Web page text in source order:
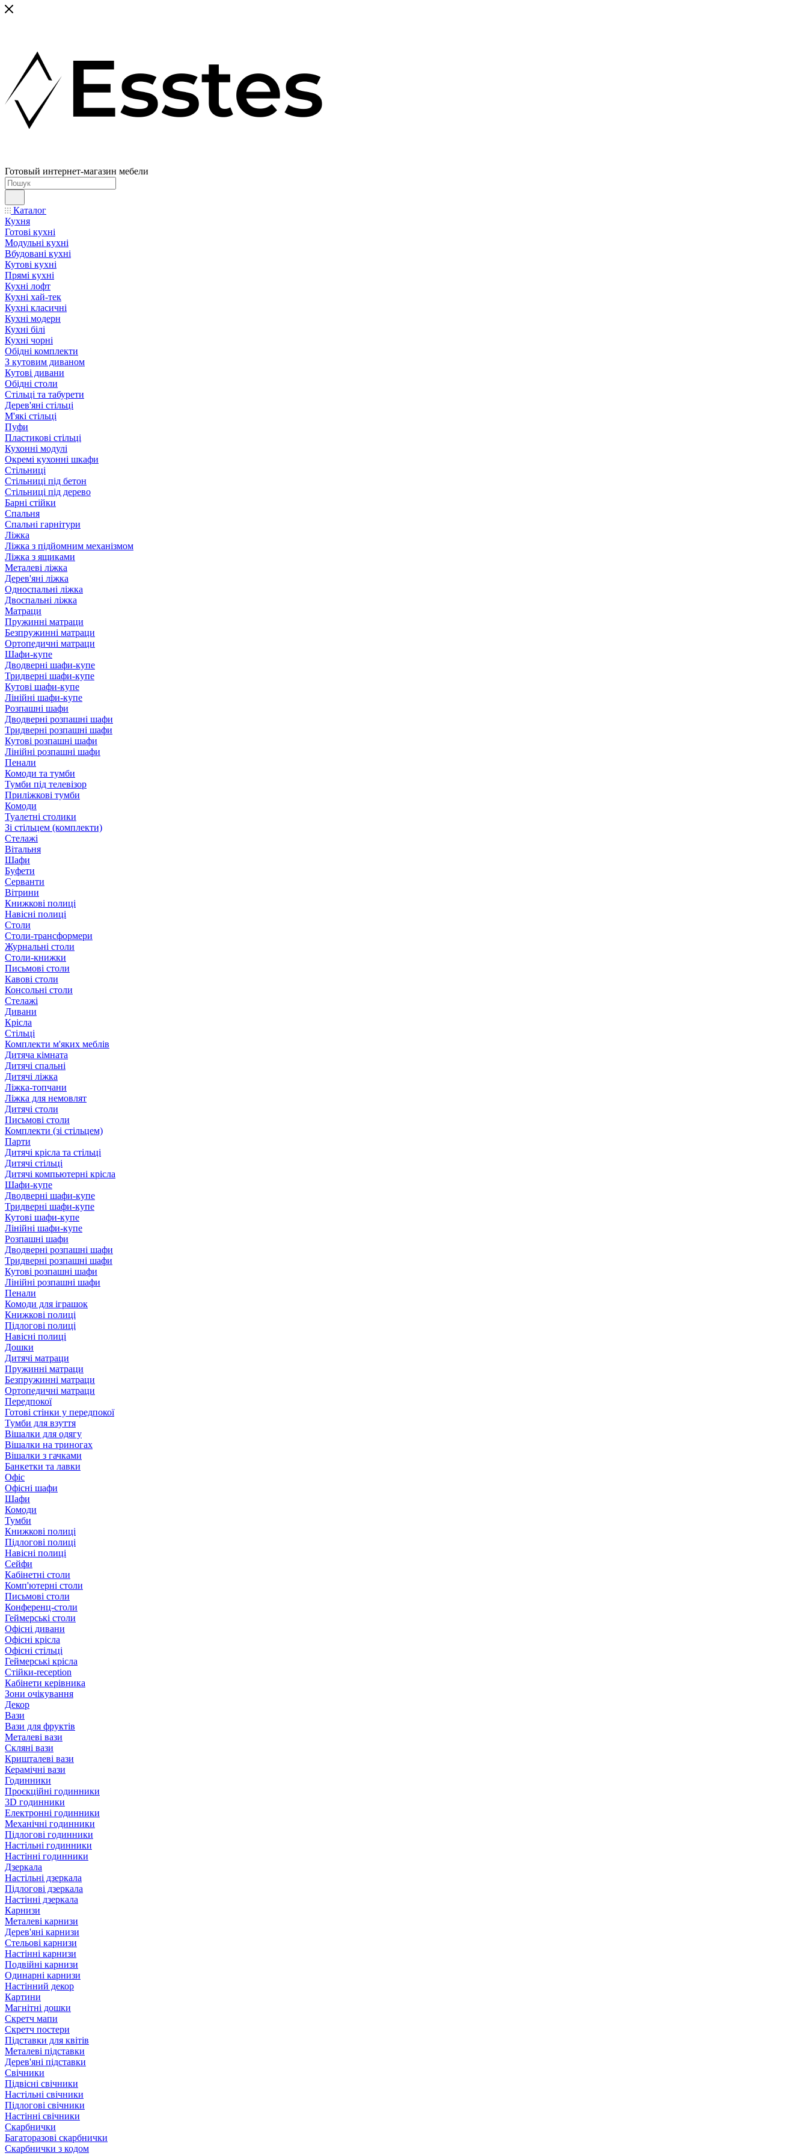
Готовый интернет-магазин мебели
Каталог
Кухня
Готові кухні
Модульні кухні
Вбудовані кухні
Кутові кухні
Прямі кухні
Кухні лофт
Кухні хай-тек
Кухні класичні
Кухні модерн
Кухні білі
Кухні чорні
Обідні комплекти
З кутовим диваном
Кутові дивани
Обідні столи
Стільці та табурети
Дерев'яні стільці
М'які стільці
Пуфи
Пластикові стільці
Кухонні модулі
Окремі кухонні шкафи
Стільниці
Стільниці під бетон
Стільниці під дерево
Барні стійки
Спальня
Спальні гарнітури
Ліжка
Ліжка з підйомним механізмом
Ліжка з ящиками
Металеві ліжка
Дерев'яні ліжка
Односпальні ліжка
Двоспальні ліжка
Матраци
Пружинні матраци
Безпружинні матраци
Ортопедичні матраци
Шафи-купе
Дводверні шафи-купе
Тридверні шафи-купе
Кутові шафи-купе
Лінійні шафи-купе
Розпашні шафи
Дводверні розпашні шафи
Тридверні розпашні шафи
Кутові розпашні шафи
Лінійні розпашні шафи
Пенали
Комоди та тумби
Тумби під телевізор
Приліжкові тумби
Комоди
Туалетні столики
Зі стільцем (комплекти)
Стелажі
Вітальня
Шафи
Буфети
Серванти
Вітрини
Книжкові полиці
Навісні полиці
Столи
Столи-трансформери
Журнальні столи
Столи-книжки
Письмові столи
Кавові столи
Консольні столи
Стелажі
Дивани
Крісла
Стільці
Комплекти м'яких меблів
Дитяча кімната
Дитячі спальні
Дитячі ліжка
Ліжка-топчани
Ліжка для немовлят
Дитячі столи
Письмові столи
Комплекти (зі стільцем)
Парти
Дитячі крісла та стільці
Дитячі стільці
Дитячі компьютерні крісла
Шафи-купе
Дводверні шафи-купе
Тридверні шафи-купе
Кутові шафи-купе
Лінійні шафи-купе
Розпашні шафи
Дводверні розпашні шафи
Тридверні розпашні шафи
Кутові розпашні шафи
Лінійні розпашні шафи
Пенали
Комоди для іграшок
Книжкові полиці
Підлогові полиці
Навісні полиці
Дошки
Дитячі матраци
Пружинні матраци
Безпружинні матраци
Ортопедичні матраци
Передпокої
Готові стінки у передпокої
Тумби для взуття
Вішалки для одягу
Вішалки на триногах
Вішалки з гачками
Банкетки та лавки
Офіс
Офісні шафи
Шафи
Комоди
Тумби
Книжкові полиці
Підлогові полиці
Навісні полиці
Сейфи
Кабінетні столи
Комп'ютерні столи
Письмові столи
Конференц-столи
Геймерські столи
Офісні дивани
Офісні крісла
Офісні стільці
Геймерські крісла
Стійки-reception
Кабінети керівника
Зони очікування
Декор
Вази
Вази для фруктів
Металеві вази
Скляні вази
Кришталеві вази
Керамічні вази
Годинники
Проєкційні годинники
3D годинники
Електронні годинники
Механічні годинники
Підлогові годинники
Настільні годинники
Настінні годинники
Дзеркала
Настільні дзеркала
Підлогові дзеркала
Настінні дзеркала
Карнизи
Металеві карнизи
Дерев'яні карнизи
Стельові карнизи
Настінні карнизи
Подвійні карнизи
Одинарні карнизи
Настінний декор
Картини
Магнітні дошки
Скретч мапи
Скретч постери
Підставки для квітів
Металеві підставки
Дерев'яні підставки
Свічники
Підвісні свічники
Настільні свічники
Підлогові свічники
Настінні свічники
Скарбнички
Багаторазові скарбнички
Скарбнички з кодом